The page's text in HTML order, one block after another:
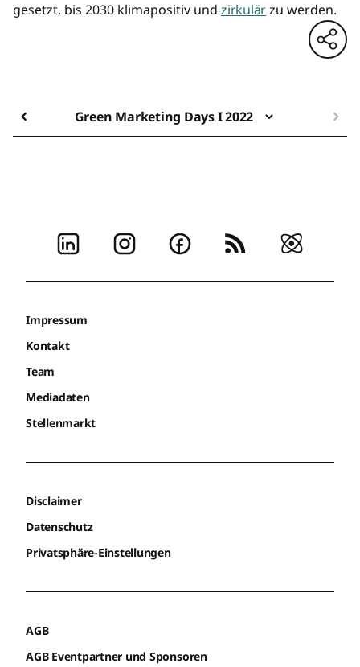
gesetzt, bis 2030 klimapositiv und zirkulärzu werden.
Green Marketing Days I 2022
Impressum
Kontakt
Team
Mediadaten
Stellenmarkt
Disclaimer
Datenschutz
Privatsphäre-Einstellungen
AGB
AGB Eventpartner und Sponsoren